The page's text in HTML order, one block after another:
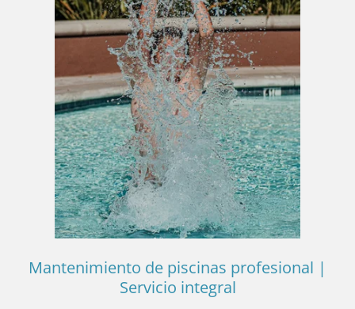
Mantenimiento de piscinas profesional |
Servicio integral